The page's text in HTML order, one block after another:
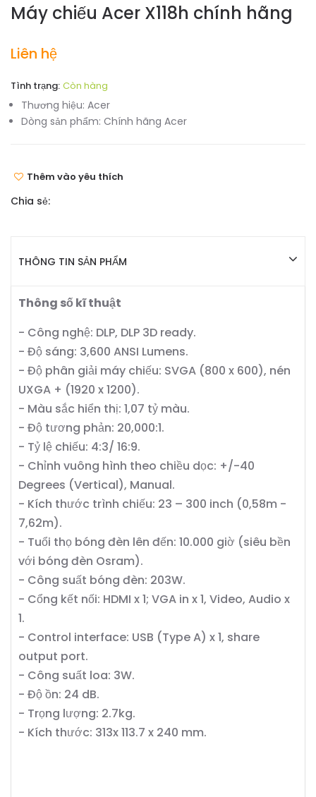
Máy chiếu Acer X118h chính hãng
Liên hệ
Tình trạng: Còn hàng
Thương hiệu: Acer
Dòng sản phẩm: Chính hãng Acer
Thêm vào yêu thích
Chia sẻ:
THÔNG TIN SẢN PHẨM
Thông số kĩ thuật
- Công nghệ: DLP, DLP 3D ready.
- Độ sáng: 3,600 ANSI Lumens.
- Độ phân giải máy chiếu: SVGA (800 x 600), nén
UXGA + (1920 x 1200).
- Màu sắc hiển thị: 1,07 tỷ màu.
- Độ tương phản: 20,000:1.
- Tỷ lệ chiếu: 4:3/ 16:9.
- Chỉnh vuông hình theo chiều dọc: +/-40
Degrees (Vertical), Manual.
- Kích thước trình chiếu: 23 – 300 inch (0,58m -
7,62m).
- Tuổi thọ bóng đèn lên đến: 10.000 giờ (siêu bền
với bóng đèn Osram).
- Công suất bóng đèn: 203W.
- Cổng kết nối: HDMI x 1; VGA in x 1, Video, Audio x
1.
- Control interface: USB (Type A) x 1, share
output port.
- Công suất loa: 3W.
- Độ ồn: 24 dB.
- Trọng lượng: 2.7kg.
- Kích thước: 313x 113.7 x 240 mm.